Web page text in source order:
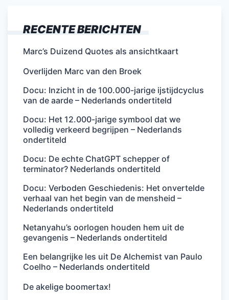
RECENTE BERICHTEN
Marc’s Duizend Quotes als ansichtkaart
Overlijden Marc van den Broek
Docu: Inzicht in de 100.000-jarige ijstijdcyclus
van de aarde – Nederlands ondertiteld
Docu: Het 12.000-jarige symbool dat we
volledig verkeerd begrijpen – Nederlands
ondertiteld
Docu: De echte ChatGPT schepper of
terminator? Nederlands ondertiteld
Docu: Verboden Geschiedenis: Het onvertelde
verhaal van het begin van de mensheid –
Nederlands ondertiteld
Netanyahu’s oorlogen houden hem uit de
gevangenis – Nederlands ondertiteld
Een belangrijke les uit De Alchemist van Paulo
Coelho – Nederlands ondertiteld
De akelige boomertax!